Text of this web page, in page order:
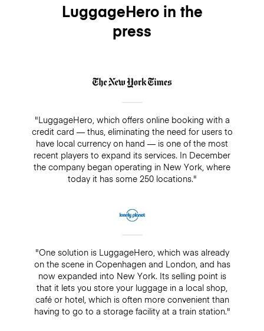
LuggageHero in the
press
"LuggageHero, which offers online booking with a
credit card — thus, eliminating the need for users to
have local currency on hand — is one of the most
recent players to expand its services. In December
the company began operating in New York, where
today it has some 250 locations."
"One solution is LuggageHero, which was already
on the scene in Copenhagen and London, and has
now expanded into New York. Its selling point is
that it lets you store your luggage in a local shop,
café or hotel, which is often more convenient than
having to go to a storage facility at a train station."